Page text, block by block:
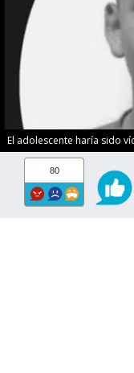
El adolescente haría sido
80